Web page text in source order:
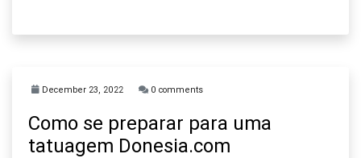
December 23, 2022 0 comments
Como se preparar para uma
tatuagem Donesia.com